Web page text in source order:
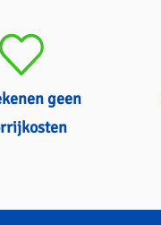
geen